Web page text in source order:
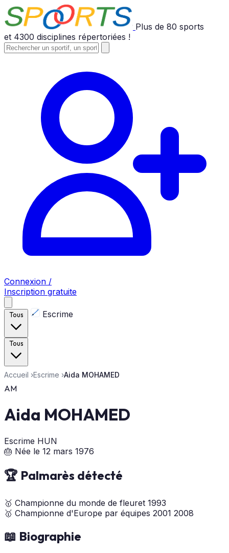
Plus de 80 sports
et 4300 disciplines répertoriées !
Connexion /
Inscription gratuite
Tous Escrime
Tous
Accueil ›Escrime ›Aida MOHAMED
AM
Aida MOHAMED
Escrime HUN
🎂 Née le 12 mars 1976
🏆 Palmarès détecté
🥇 Championne du monde de fleuret 1993
🥇 Championne d'Europe par équipes 2001 2008
📖 Biographie